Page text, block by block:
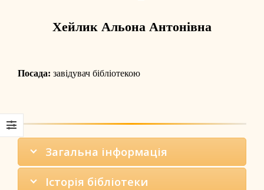
Хейлик Альона Антонівна
Посада: завідувач бібліотекою
Загальна інформація
Історія бібліотеки